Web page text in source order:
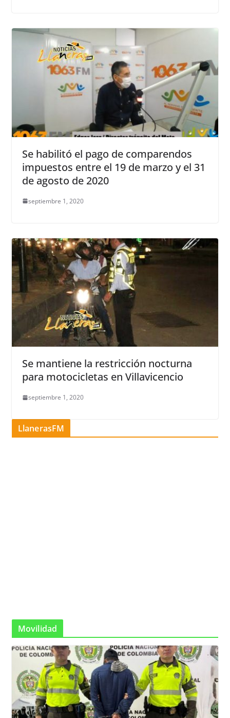
Se habilitó el pago de comparendos
impuestos entre el 19 de marzo y el 31
de agosto de 2020
septiembre 1, 2020
Se mantiene la restricción nocturna
para motocicletas en Villavicencio
septiembre 1, 2020
LlanerasFM
Movilidad